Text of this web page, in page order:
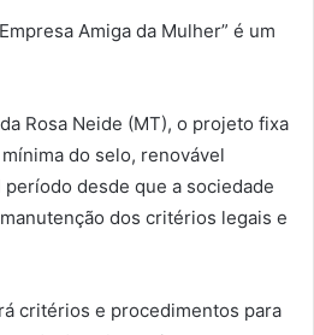
Amiga da Mulher” é um
Rosa Neide (MT), o projeto fixa
do selo, renovável
desde que a sociedade
dos critérios legais e
critérios e procedimentos para